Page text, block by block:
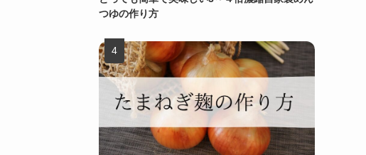
つゆの作り方